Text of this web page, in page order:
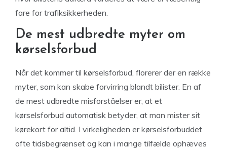
fare for trafiksikkerheden.
De mest udbredte myter om
kørselsforbud
Når det kommer til kørselsforbud, florerer der en række
myter, som kan skabe forvirring blandt bilister. En af
de mest udbredte misforståelser er, at et
kørselsforbud automatisk betyder, at man mister sit
kørekort for altid. I virkeligheden er kørselsforbuddet
ofte tidsbegrænset og kan i mange tilfælde ophæves